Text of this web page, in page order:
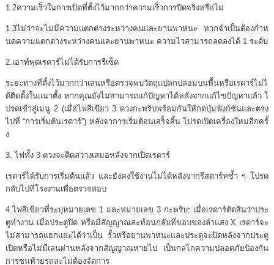
1.2ความเร็วในการเปิดที่ตั้งไว้มากกว่าความเร็วการปิดจริงหรือไม่
1.3ไม่ว่าจะไม่มีความแตกต่างระหว่างคนและยานพาหนะ หากจำเป็นต้องกำห
นดความแตกต่างระหว่างคนและยานพาหนะ ความไวสามารถลดลงได้ 1 ระดับ
2.เอาท์พุตเรดาร์ไม่ได้รับการรีเซ็ต
ระยะทางที่ตั้งไว้มากกว่าเลนหรือตรวจพบวัตถุแปลกปลอมบนพื้นหรือเรดาร์ไม่ไ
ด้ติดตั้งในแนวตั้ง หากคุณยังไม่สามารถแก้ปัญหาได้หลังจากแก้ไขปัญหาแล้ว โ
ปรดเข้าสู่เมนู 2 (เมื่อไฟสีเขียว 3 ดวงกะพริบพร้อมกันให้กดปุ่มฟังก์ชันและตรง
ไปที่ “การเริ่มต้นเรดาร์”) หลังจาการเริ่มต้อนเสร็จสิ้น โปรดเปิดเครื่องใหม่อีกครั้
ง
3. ไฟทั้ง 3 ดวงจะติดสว่างเสมอหลังจากเปิดเรดาร์
เรดาร์ได้รับการเริ่มต้นแล้ว และยังคงใช้งานไม่ได้หลังจากรีสตาร์ทซ้ำ ๆ โปรด
กลับไปที่โรงงานเพื่อตรวจสอบ
4.ไฟสีเขียวที่ระบุหมายเลข 1 และหมายเลข 3 กะพริบ: เมื่อเรดาร์ตัดสินว่าประ
ตูทำงาน เมื่อประตูปิด หรือมีสัญญาณสะท้อนกลับที่ขอบของลำแสง X เรดาร์จะ
ไม่สามารถแยกแยะได้ว่าเป็น รั้วหรือยานพาหนะและประตูจะปิดหลังจากประตู
เปิดหรือไม่มีเลนผ่านหลังจากสัญญาณหายไป เป็นกลไกความปลอดภัยป้องกัน
การชนท้ายรถละไม่ต้องจัดการ